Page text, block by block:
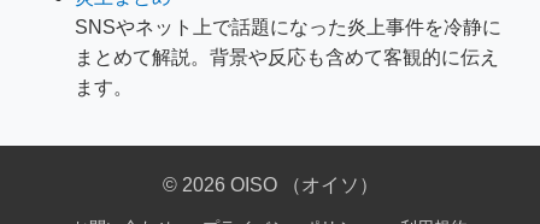
SNSやネット上で話題になった炎上事件を冷静に
まとめて解説。背景や反応も含めて客観的に伝え
ます。
© 2026 OISO （オイソ）